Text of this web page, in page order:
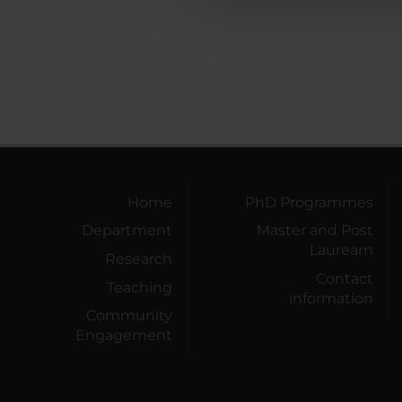
Home
Department
Research
Teaching
Community
Engagement
PhD Programmes
Master and Post
Lauream
Contact
information